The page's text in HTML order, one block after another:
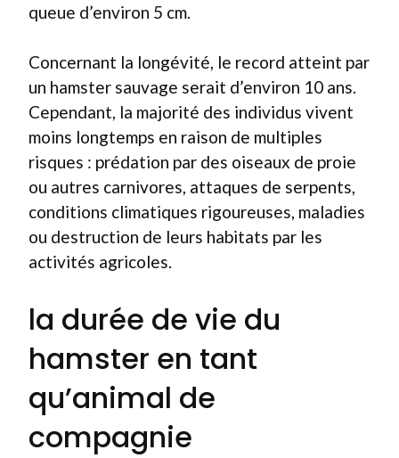
queue d’environ 5 cm.
Concernant la longévité, le record atteint par
un hamster sauvage serait d’environ 10 ans.
Cependant, la majorité des individus vivent
moins longtemps en raison de multiples
risques : prédation par des oiseaux de proie
ou autres carnivores, attaques de serpents,
conditions climatiques rigoureuses, maladies
ou destruction de leurs habitats par les
activités agricoles.
la durée de vie du
hamster en tant
qu’animal de
compagnie